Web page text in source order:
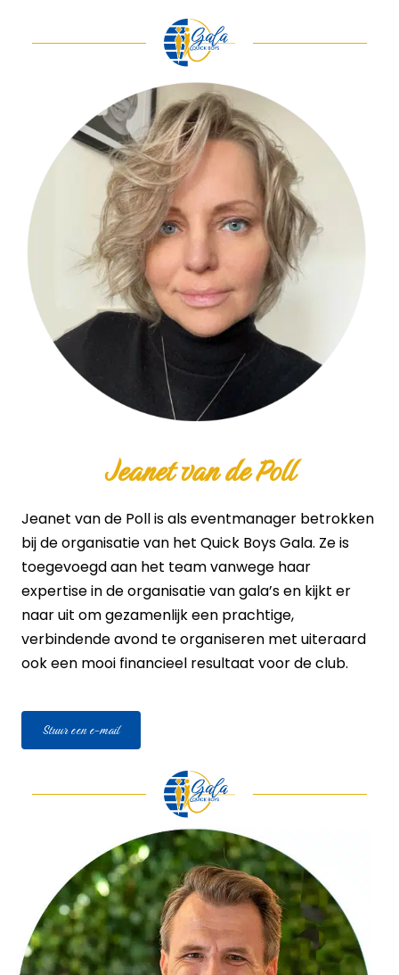
Jeanet van de Poll
Jeanet van de Poll is als eventmanager betrokken
bij de organisatie van het Quick Boys Gala. Ze is
toegevoegd aan het team vanwege haar
expertise in de organisatie van gala’s en kijkt er
naar uit om gezamenlijk een prachtige,
verbindende avond te organiseren met uiteraard
ook een mooi financieel resultaat voor de club.
Stuur een e-mail